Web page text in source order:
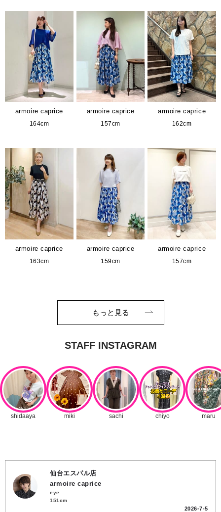
armoire caprice
164cm
armoire caprice
157cm
armoire caprice
162cm
armoire caprice
163cm
armoire caprice
159cm
armoire caprice
157cm
もっと見る
仙台エスパル店
armoire caprice
eye
151cm
2026-7-5